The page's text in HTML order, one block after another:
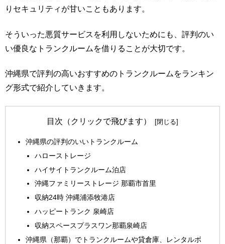
りセキュリティが甘いこともあります。
そういった悪質サービスを利用しないためにも、評判のい
い優良なトランクルームを借りることが大切です。
沖縄県で評判の高いおすすめのトランクルームをランキン
グ形式で紹介していきます。
目次（クリックで飛びます）
沖縄県の評判のいいトランクルーム
ハローストレージ
ハイサイトランクルーム泊店
沖縄ファミリーストレージ 那覇市首里
収納24時 沖縄浦添牧港店
ハッピートランク 泉崎店
収納スペースプラスワン那覇泉崎店
沖縄県（那覇）でトランクルームや貸倉庫、レンタルボ